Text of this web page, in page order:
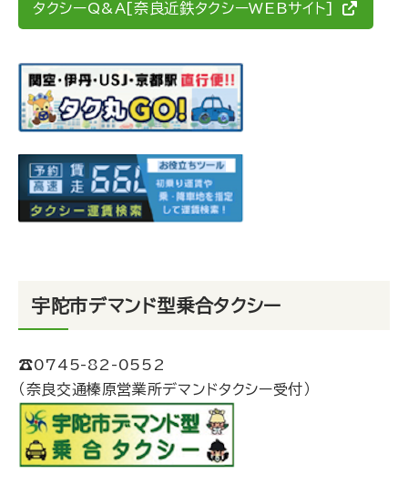
タクシーQ&A[奈良近鉄タクシーWEBサイト]
宇陀市デマンド型乗合タクシー
☎︎0745-82-0552
（奈良交通榛原営業所デマンドタクシー受付）